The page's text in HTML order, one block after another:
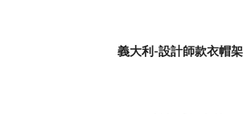
義大利-設計師款衣帽架